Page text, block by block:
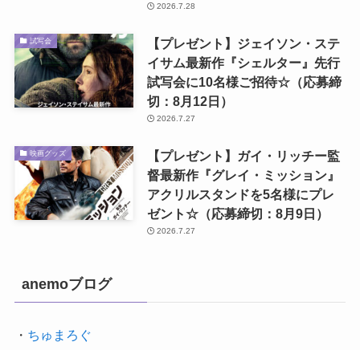
2026.7.28
試写会
【プレゼント】ジェイソン・ステ
イサム最新作『シェルター』先行
試写会に10名様ご招待☆（応募締
切：8月12日）
2026.7.27
映画グッズ
【プレゼント】ガイ・リッチー監
督最新作『グレイ・ミッション』
アクリルスタンドを5名様にプレ
ゼント☆（応募締切：8月9日）
2026.7.27
anemoブログ
・ ちゅまろぐ